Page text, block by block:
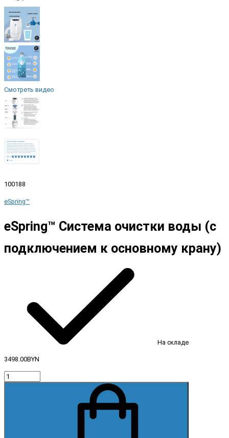
Смотреть видео
100188
eSpring™
eSpring™ Система очистки воды (с
подключением к основному крану)
На складе
3498.00BYN